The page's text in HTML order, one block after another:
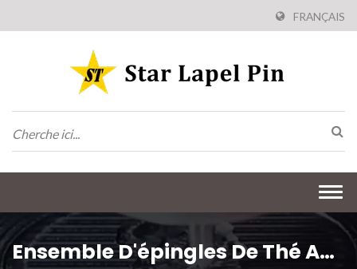
FRANÇAIS
Ensemble D'épingles De Thé Au